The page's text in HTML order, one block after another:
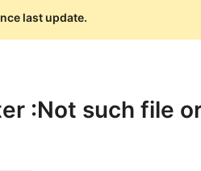
last update.
:Not such file